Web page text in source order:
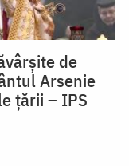
de
Arsenie
țării – IPS